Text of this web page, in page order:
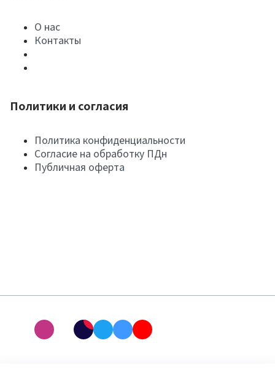
О нас
Контакты
Политики и согласия
Политика конфиденциальности
Согласие на обработку ПДн
Публичная оферта